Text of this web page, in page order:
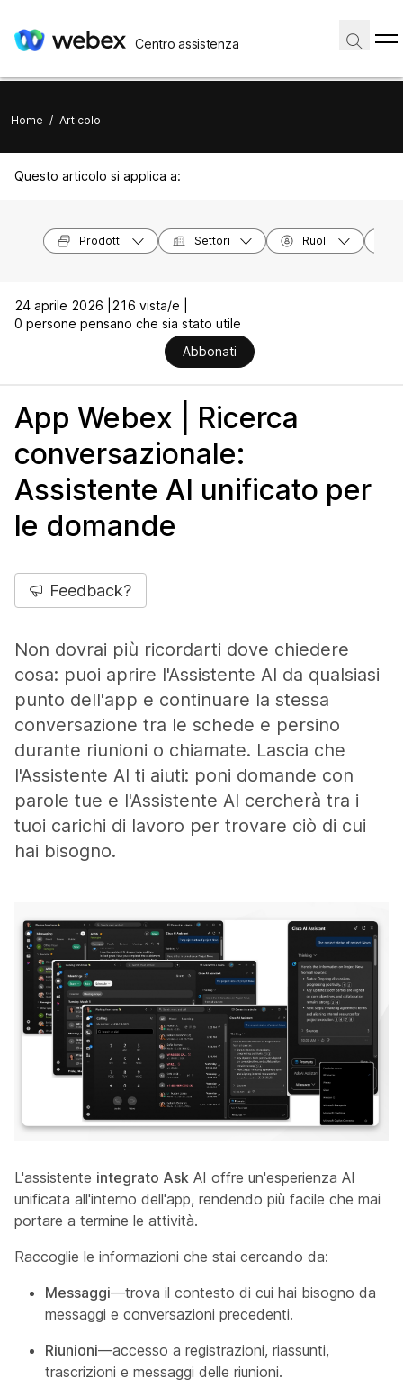
Centro assistenza
Home / Articolo
Questo articolo si applica a:
Prodotti Settori Ruoli
24 aprile 2026 |
216 vista/e |
0 persone pensano che sia stato utile
Abbonati
App Webex | Ricerca
conversazionale:
Assistente AI unificato per
le domande
Feedback?
Non dovrai più ricordarti dove chiedere
cosa: puoi aprire l'Assistente AI da qualsiasi
punto dell'app e continuare la stessa
conversazione tra le schede e persino
durante riunioni o chiamate. Lascia che
l'Assistente AI ti aiuti: poni domande con
parole tue e l'Assistente AI cercherà tra i
tuoi carichi di lavoro per trovare ciò di cui
hai bisogno.
L'assistente integrato Ask AI offre un'esperienza AI
unificata all'interno dell'app, rendendo più facile che mai
portare a termine le attività.
Raccoglie le informazioni che stai cercando da:
Messaggi—trova il contesto di cui hai bisogno da
messaggi e conversazioni precedenti.
Riunioni—accesso a registrazioni, riassunti,
trascrizioni e messaggi delle riunioni.